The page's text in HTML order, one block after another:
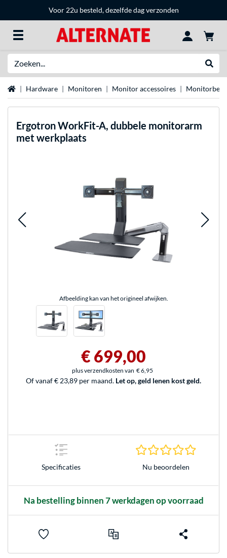
Voor 22u besteld, dezelfde dag verzonden
Home Hardware Monitoren Monitor accessoires
ErgotronWorkFit-A, dubbele monitorarm
met werkplaats
Afbeelding kan van het origineel afwijken.
€ 699,00
plus verzendkosten van € 6,95
Of vanaf € 23,89 per maand. Let op, geld lenen kost geld.
Specificaties Nu beoordelen
Na bestelling binnen 7 werkdagen op voorraad